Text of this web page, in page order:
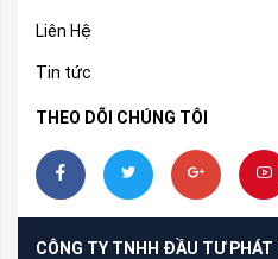
Liên Hệ
Tin tức
THEO DÕI CHÚNG TÔI
CÔNG TY TNHH ĐẦU TƯ